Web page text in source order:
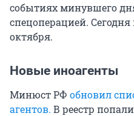
событиях минувшего
спецоперацией.
октября.
Новые иноагенты
Минюст РФ обновил
агентов. В реестр